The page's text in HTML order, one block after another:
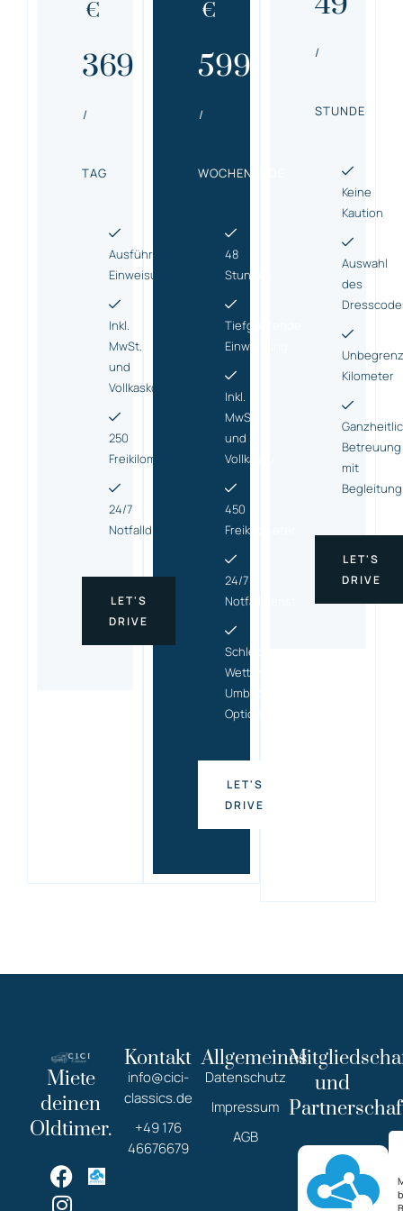
€
369
/
TAG
Ausführliche
Einweisung
Inkl.
MwSt.
und
Vollkasko
250
Freikilometer
24/7
Notfalldienst
LET'S
DRIVE
€
599
/
WOCHENENDE
48
Stunden
Tiefgreifende
Einweisung
Inkl.
MwSt.
und
Vollkasko
450
Freikilometer
24/7
Notfalldienst
Schlecht-
Wetter-
Umbuchungs
Option
LET'S
DRIVE
/
STUNDE
Keine
Kaution
Auswahl
des
Kilometer
Betreuung
mit
Begleitung
LET'S
DRIVE
Miete
deinen
Oldtimer.
Kontakt
info@cici-
classics.de
+49 176
46676679
Allgemeines
Datenschutz
Impressum
AGB
und